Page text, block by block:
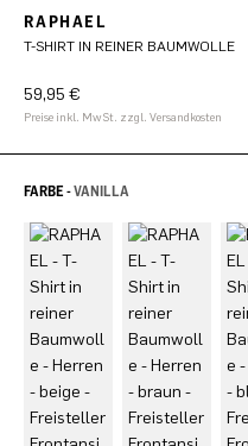
RAPHAEL
T-SHIRT IN REINER BAUMWOLLE
59,95 €
Preise inkl. MwSt. zzgl. Versandkosten
FARBE -VANILLA